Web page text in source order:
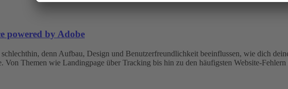
powered by Adobe
denn Aufbau, Design und Benutzerfreundlichkeit beeinflussen, wie dich
Von Themen wie Landingpage über Tracking bis hin zu den häufigsten Website-